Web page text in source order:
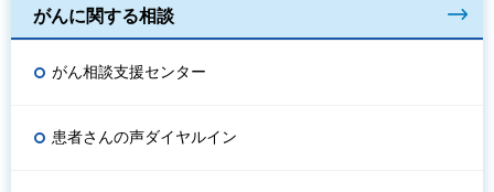
がんに関する相談
がん相談支援センター
患者さんの声ダイヤルイン